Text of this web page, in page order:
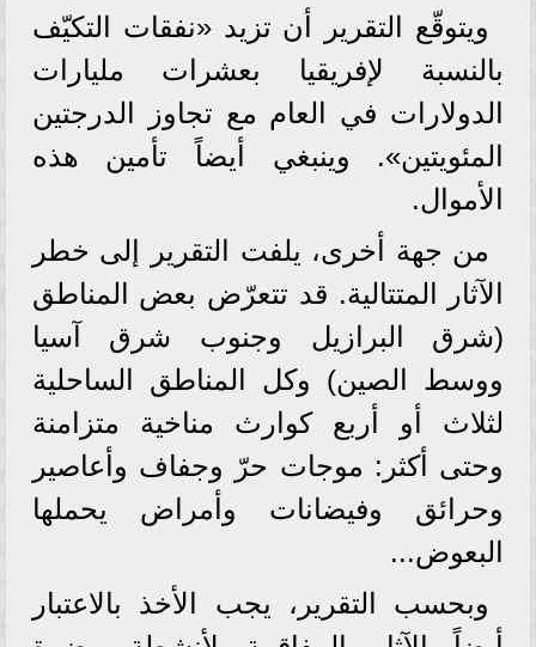
ويتوقّع التقرير أن تزيد «نفقات التكيّف
بالنسبة لإفريقيا بعشرات مليارات
الدولارات في العام مع تجاوز الدرجتين
المئويتين». وينبغي أيضاً تأمين هذه
الأموال.
من جهة أخرى، يلفت التقرير إلى خطر
الآثار المتتالية. قد تتعرّض بعض المناطق
(شرق البرازيل وجنوب شرق آسيا
ووسط الصين) وكل المناطق الساحلية
لثلاث أو أربع كوارث مناخية متزامنة
وحتى أكثر: موجات حرّ وجفاف وأعاصير
وحرائق وفيضانات وأمراض يحملها
البعوض...
وبحسب التقرير، يجب الأخذ بالاعتبار